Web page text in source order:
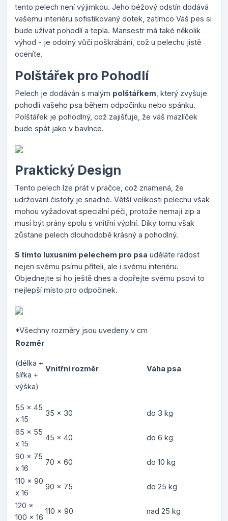
tento pelech není výjimkou. Jeho béžový odstín dodává
vašemu interiéru sofistikovaný dotek, zatímco Váš pes si
bude užívat pohodlí a tepla. Mansestr má také několik
výhod - je odolný vůči poškrábání, což u pelechu jistě
oceníte.
Polštářek pro Pohodlí
Pelech je dodáván s malým polštářkem , který zvyšuje
pohodlí vašeho psa během odpočinku nebo spánku.
Polštářek je pohodlný, což zajišťuje, že váš mazlíček
bude spát jako v bavlnce.
Praktický Design
Tento pelech lze prát v pračce, což znamená, že
udržování čistoty je snadné. Větší velikosti pelechu však
mohou vyžadovat speciální péči, protože nemají zip a
musí být prány spolu s vnitřní výplní. Díky tomu však
zůstane pelech dlouhodobě krásný a pohodlný.
S tímto luxusním pelechem pro psa uděláte radost
nejen svému psímu příteli, ale i svému interiéru.
Objednejte si ho ještě dnes a dopřejte svému psovi to
nejlepší místo pro odpočinek.
*Všechny rozměry jsou uvedeny v cm
Rozměr
(délka +
šířka +
výška)
Vnitřní rozměr Váha psa
55 x 45
x 15
35 x 30 do 3 kg
65 x 55
x 15
45 x 40 do 6 kg
90 x 75
x 16
70 x 60 do 10 kg
110 x 90
x 16
90 x 75 do 25 kg
120 x
100 x 16
110 x 90 nad 25 kg